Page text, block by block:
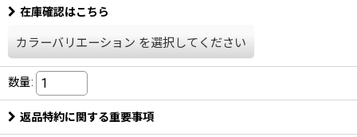
在庫確認はこちら
カラーバリエーション を選択してください
数量:
返品特約に関する重要事項